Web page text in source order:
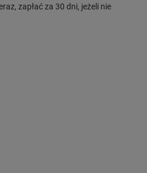
zapłać za 30 dni, jeżeli nie